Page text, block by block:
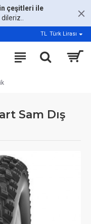
çeşitleri ile
TL Türk Lirası
Sam Dış